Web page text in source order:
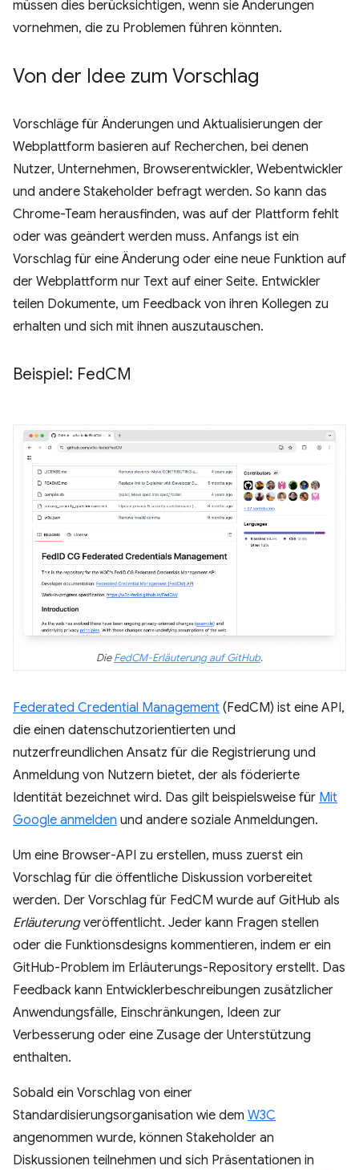
müssen dies berücksichtigen, wenn sie Änderungen
vornehmen, die zu Problemen führen könnten.
Von der Idee zum Vorschlag
Vorschläge für Änderungen und Aktualisierungen der
Webplattform basieren auf Recherchen, bei denen
Nutzer, Unternehmen, Browserentwickler, Webentwickler
und andere Stakeholder befragt werden. So kann das
Chrome-Team herausfinden, was auf der Plattform fehlt
oder was geändert werden muss. Anfangs ist ein
Vorschlag für eine Änderung oder eine neue Funktion auf
der Webplattform nur Text auf einer Seite. Entwickler
teilen Dokumente, um Feedback von ihren Kollegen zu
erhalten und sich mit ihnen auszutauschen.
Beispiel: FedCM
DieFedCM-Erläuterung auf GitHub.
Federated Credential Management (FedCM) ist eine API,
die einen datenschutzorientierten und
nutzerfreundlichen Ansatz für die Registrierung und
Anmeldung von Nutzern bietet, der als föderierte
Identität bezeichnet wird. Das gilt beispielsweise für Mit
Google anmelden und andere soziale Anmeldungen.
Um eine Browser-API zu erstellen, muss zuerst ein
Vorschlag für die öffentliche Diskussion vorbereitet
werden. Der Vorschlag für FedCM wurde auf GitHub als
Erläuterungveröffentlicht. Jeder kann Fragen stellen
oder die Funktionsdesigns kommentieren, indem er ein
GitHub-Problem im Erläuterungs-Repository erstellt. Das
Feedback kann Entwicklerbeschreibungen zusätzlicher
Anwendungsfälle, Einschränkungen, Ideen zur
Verbesserung oder eine Zusage der Unterstützung
enthalten.
Sobald ein Vorschlag von einer
Standardisierungsorganisation wie dem W3C
angenommen wurde, können Stakeholder an
Diskussionen teilnehmen und sich Präsentationen in